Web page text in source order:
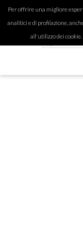
Per offrire una migliore
analitici e di profilazione,
all'utilizzo dei